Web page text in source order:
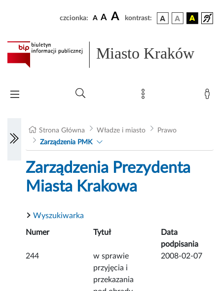
czcionka: A A A kontrast:
Miasto Kraków
Strona Główna Władze i miasto
Prawo
Zarządzenia PMK
Zarządzenia Prezydenta
Miasta Krakowa
Wyszukiwarka
Numer Tytuł
Data
podpisania
244
w sprawie
przyjęcia i
przekazania
2008-02-07